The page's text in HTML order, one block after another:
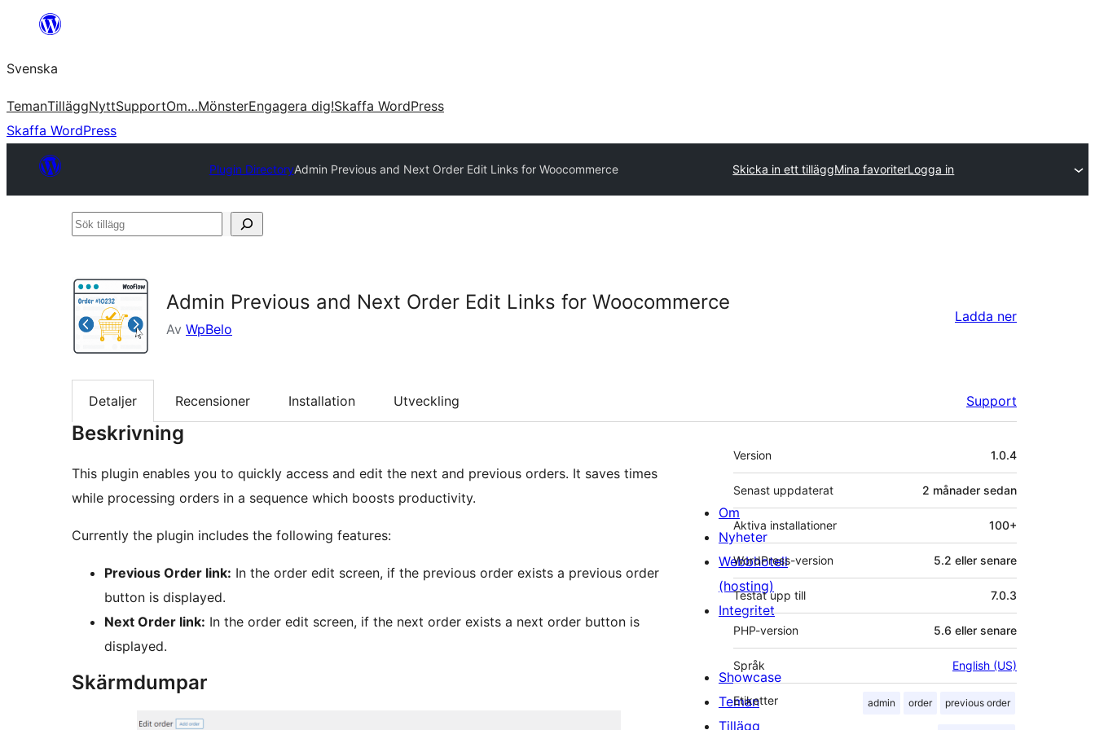
Hoppa
innehåll
Svenska
TemanTilläggNyttSupportOm…MönsterEngagera dig!Skaffa WordPress
Skaffa WordPress
Plugin DirectoryAdmin Previous and Next Order Edit Links for Woocommerce Skicka in ett tilläggMina favoriterLogga in
Sök
Admin Previous and Next Order Edit Links for Woocommerce
Av WpBelo
Ladda ner
Detaljer Recensioner Installation Utveckling Support
Beskrivning
This plugin enables you to quickly access and edit the next and previous orders. It saves times
while processing orders in a sequence which boosts productivity.
Currently the plugin includes the following features:
Previous Order link: In the order edit screen, if the previous order exists a previous order
button is displayed.
Next Order link: In the order edit screen, if the next order exists a next order button is
displayed.
Skärmdumpar
Meta
Version 1.0.4
Senast uppdaterat 2 månader sedan
Aktiva installationer 100+
WordPress-version 5.2 eller senare
Testat upp till 7.0.3
PHP-version 5.6 eller senare
Språk English (US)
Etiketter admin order previous order
Om
Nyheter
Webbhotell
(hosting)
Integritet
Showcase
Teman
Tillägg